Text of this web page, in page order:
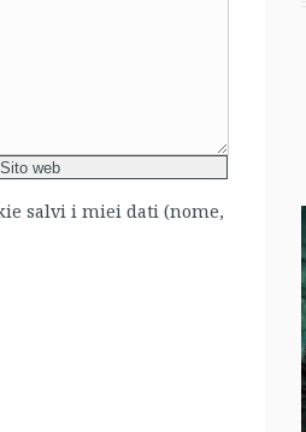
salvi i miei dati (nome,